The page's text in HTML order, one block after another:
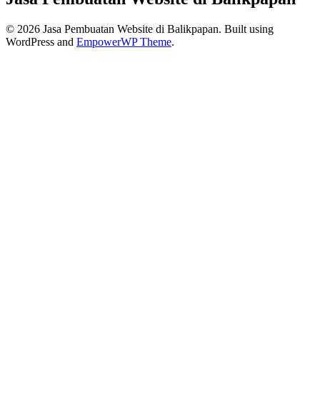
© 2026 Jasa Pembuatan Website di Balikpapan. Built using
WordPress and EmpowerWP Theme.